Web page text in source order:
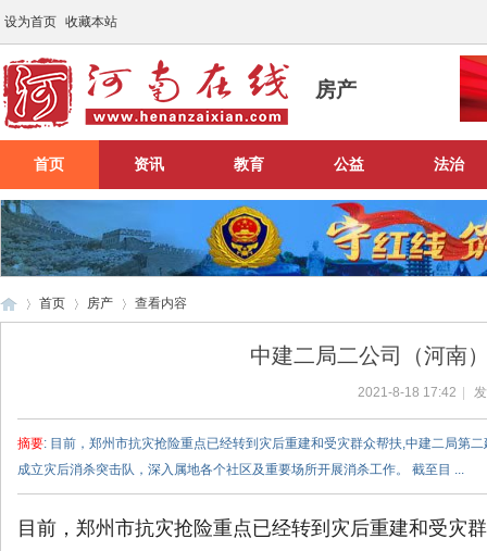
设为首页 收藏本站
房产
首页 资讯 教育 公益 法治
首页 房产 查看内容
中建二局二公司（河南
2021-8-18 17:42
摘要: 目前，郑州市抗灾抢险重点已经转到灾后重建和受灾群众帮扶,中建二局第
成立灾后消杀突击队，深入属地各个社区及重要场所开展消杀工作。 截至目 ...
目前，郑州市抗灾抢险重点已经转到灾后重建和受灾